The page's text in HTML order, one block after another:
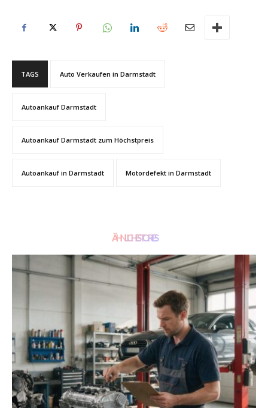
TAGS Auto Verkaufen in Darmstadt
Autoankauf Darmstadt
Autoankauf Darmstadt zum Höchstpreis
Autoankauf in Darmstadt Motordefekt in Darmstadt
ÄHNLICHE STORIES